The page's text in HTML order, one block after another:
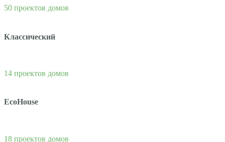
50 проектов домов
Классический
14 проектов домов
EcoHouse
18 проектов домов